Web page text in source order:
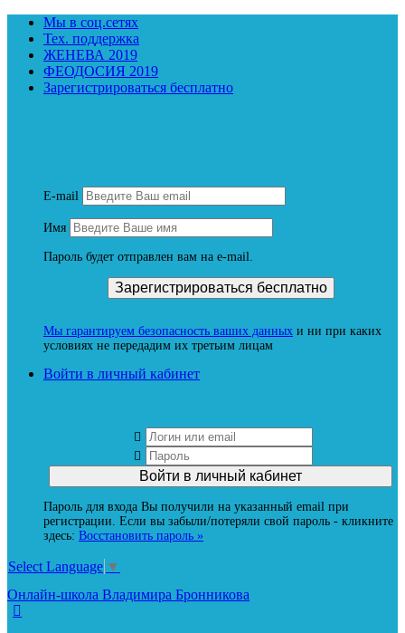
Мы в соц.сетях
Тех. поддержка
ЖЕНЕВА 2019
ФЕОДОСИЯ 2019
Зарегистрироваться бесплатно
E-mail
Имя
Пароль будет отправлен вам на e-mail.
Мы гарантируем безопасность ваших данных и ни при каких
условиях не передадим их третьим лицам
Войти в личный кабинет
Пароль для входа Вы получили на указанный email при
регистрации. Если вы забыли/потеряли свой пароль - кликните
здесь: Восстановить пароль »
Select Language ▼
Онлайн-школа Владимира Бронникова